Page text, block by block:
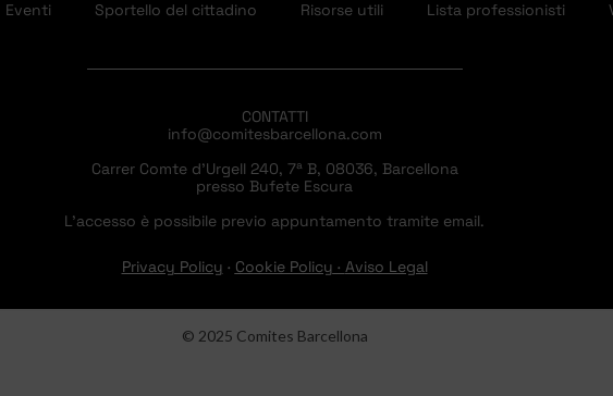
Eventi Sportello del cittadino Risorse utili Lista professionisti
CONTATTI
info@comitesbarcellona.com
Carrer Comte d’Urgell 240, 7ª B, 08036, Barcellona
presso Bufete Escura
L’accesso è possibile previo appuntamento tramite email.
Privacy Policy · Cookie Policy · Aviso Legal
© 2025 Comites Barcellona